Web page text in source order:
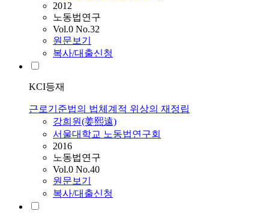
2012
노동법연구
Vol.0 No.32
원문보기
복사/대출신청
KCI등재
근로기준법의 법체계적 위상의 재정립
강희원(姜熙遠)
서울대학교 노동법연구회
2016
노동법연구
Vol.0 No.40
원문보기
복사/대출신청